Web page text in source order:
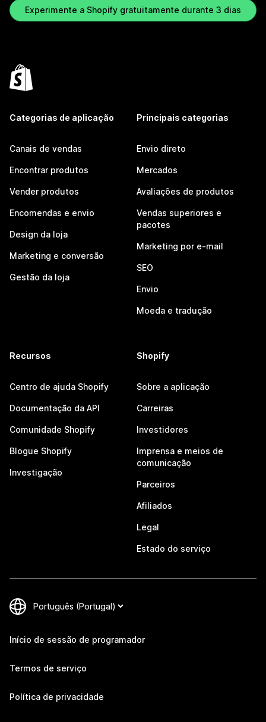
Experimente a Shopify gratuitamente durante 3 dias
Categorias de aplicação
Canais de vendas
Encontrar produtos
Vender produtos
Encomendas e envio
Design da loja
Marketing e conversão
Gestão da loja
Principais categorias
Envio direto
Mercados
Avaliações de produtos
Vendas superiores e
pacotes
Marketing por e-mail
SEO
Envio
Moeda e tradução
Recursos
Centro de ajuda Shopify
Documentação da API
Comunidade Shopify
Blogue Shopify
Investigação
Shopify
Sobre a aplicação
Carreiras
Investidores
Imprensa e meios de
comunicação
Parceiros
Afiliados
Legal
Estado do serviço
Início de sessão de programador
Termos de serviço
Política de privacidade